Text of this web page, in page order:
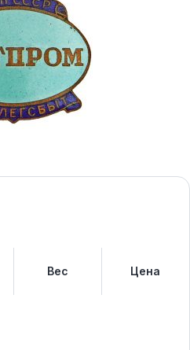
Вес Цена